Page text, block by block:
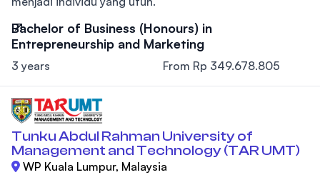
Bachelor of Business (Honours) in
Entrepreneurship and Marketing
3 years From Rp 349.678.805
Tunku Abdul Rahman University of
Management and Technology (TAR UMT)
WP Kuala Lumpur, Malaysia